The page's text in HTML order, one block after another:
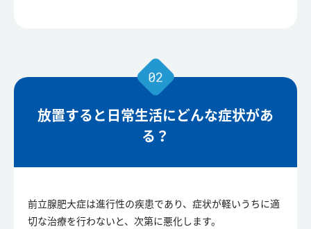
放置すると日常生活にどんな症状があ
る？
前立腺肥大症は進行性の疾患であり、症状が軽いうちに適
切な治療を行わないと、次第に悪化します。